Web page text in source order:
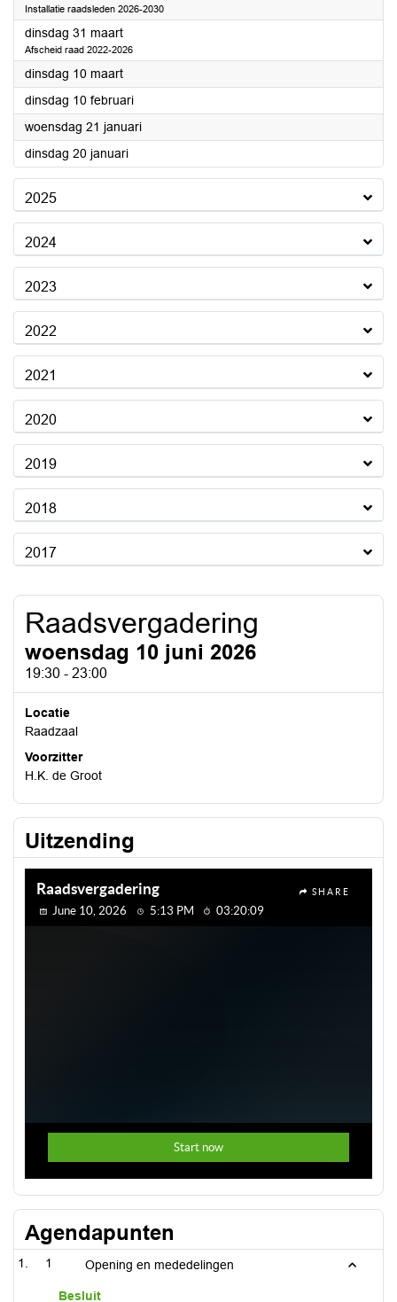
Installatie raadsleden 2026-2030
dinsdag 31 maart2026
Afscheid raad 2022-2026
dinsdag 10 maart2026
dinsdag 10 februari2026
woensdag 21 januari2026
dinsdag 20 januari2026
2025
2024
2023
2022
2021
2020
2019
2018
2017
Raadsvergadering
woensdag 10 juni 2026
19:30 - 23:00
Locatie
Raadzaal
Voorzitter
H.K. de Groot
Uitzending
Agendapunten
1 Opening en mededelingen
Besluit